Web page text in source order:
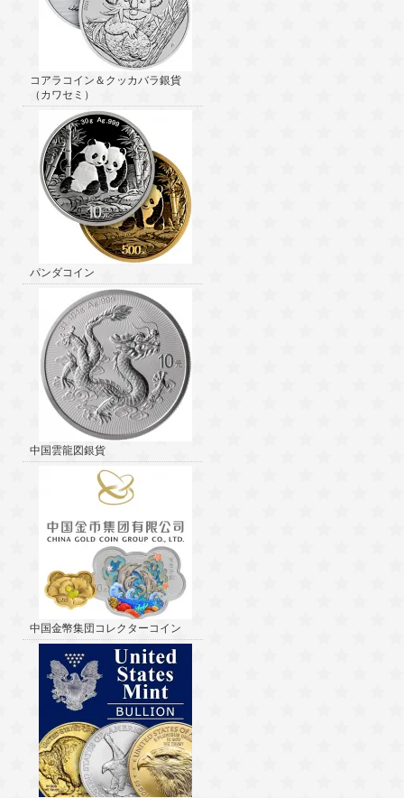
コアラコイン＆クッカバラ銀貨
（カワセミ）
パンダコイン
中国雲龍図銀貨
中国金幣集団コレクターコイン